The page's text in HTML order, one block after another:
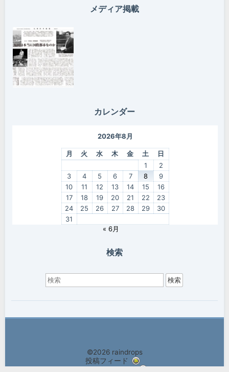
メディア掲載
カレンダー
2026年8月
月 火 水 木 金 土
日
1
2
3
4 5 6 7 8
9
10
11 12 13 14 15
16
17
18 19 20 21 22
23
24
25 26 27 28 29
30
31
« 6月
検索
索
象:
©2026 raindrops
投稿フィード
コメントフィード